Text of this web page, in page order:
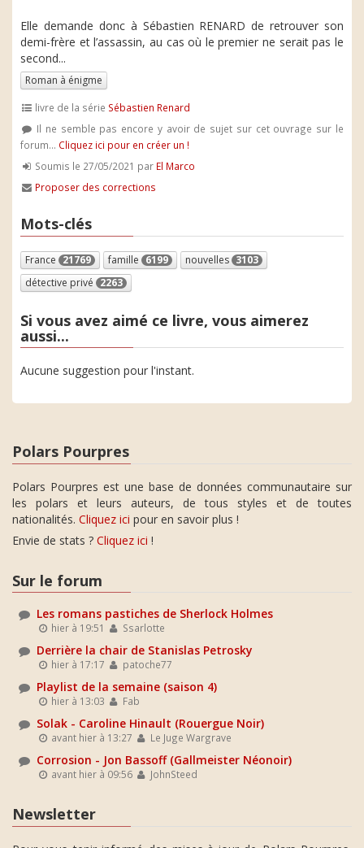
Elle demande donc à Sébastien RENARD de retrouver son
demi-frère et l’assassin, au cas où le premier ne serait pas le
second...
Roman à énigme
livre de la série Sébastien Renard
Il ne semble pas encore y avoir de sujet sur cet ouvrage sur le
forum... Cliquez ici pour en créer un !
Soumis le 27/05/2021 par El Marco
Proposer des corrections
Mots-clés
France 21769 famille 6199 nouvelles 3103
détective privé 2263
Si vous avez aimé ce livre, vous aimerez
aussi...
Aucune suggestion pour l'instant.
Polars Pourpres
Polars Pourpres est une base de données communautaire sur
les polars et leurs auteurs, de tous styles et de toutes
nationalités. Cliquez ici pour en savoir plus !
Envie de stats ? Cliquez ici !
Sur le forum
Les romans pastiches de Sherlock Holmes
hier à 19:51 Ssarlotte
Derrière la chair de Stanislas Petrosky
hier à 17:17 patoche77
Playlist de la semaine (saison 4)
hier à 13:03 Fab
Solak - Caroline Hinault (Rouergue Noir)
avant hier à 13:27 Le Juge Wargrave
Corrosion - Jon Bassoff (Gallmeister Néonoir)
avant hier à 09:56 JohnSteed
Newsletter